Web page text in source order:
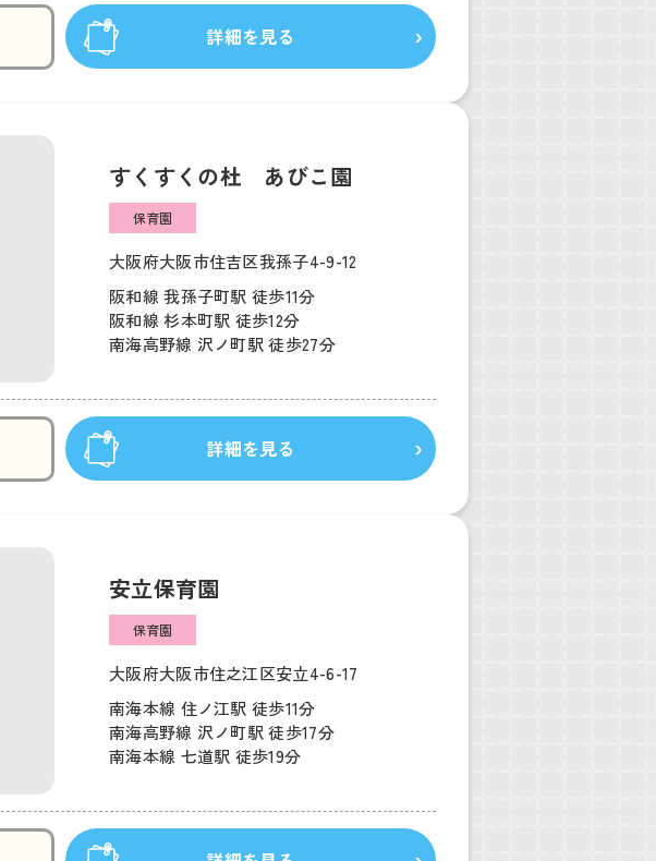
詳細を見る
すくすくの杜 あびこ園
保育園
大阪府大阪市住吉区我孫子4-9-12
阪和線 我孫子町駅 徒歩11分
阪和線 杉本町駅 徒歩12分
南海高野線 沢ノ町駅 徒歩27分
詳細を見る
安立保育園
保育園
大阪府大阪市住之江区安立4-6-17
南海本線 住ノ江駅 徒歩11分
南海高野線 沢ノ町駅 徒歩17分
南海本線 七道駅 徒歩19分